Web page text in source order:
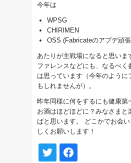
今年は
WPSG
CHIRIMEN
OSS (Fabricateのアプデ頑
あたりが主戦場になると思いま
ファレンスなどにも、なるべく
は思っています（今年のように
もしれませんが）。
昨年同様に何をするにも健康第
お酒はほどほどに？みなさまと
ばと思います。 どこかでお会
しくお願いします！